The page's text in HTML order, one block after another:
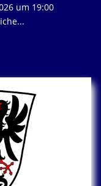
um 19:00